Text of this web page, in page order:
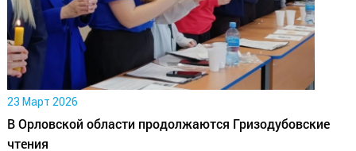
23 Март 2026
В Орловской области продолжаются Гризодубовские
чтения